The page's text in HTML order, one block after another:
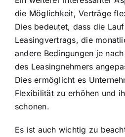
die Möglichkeit, Verträge
Dies bedeutet, dass die
Leasingvertrags, die
andere Bedingungen je
des Leasingnehmers
Dies ermöglicht es
Flexibilität zu erhöhen und
schonen.
Es ist auch wichtig zu